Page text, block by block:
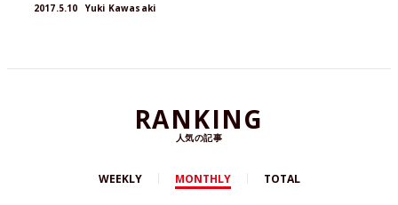
2017.5.10 Yuki Kawasaki
RANKING
人気の記事
WEEKLY MONTHLY TOTAL